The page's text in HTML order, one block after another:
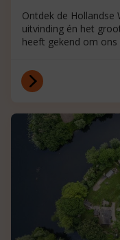
Ontdek de Hollandse
uitvinding én het
heeft gekend om